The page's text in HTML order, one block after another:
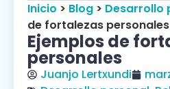
Inicio > Blog > Desarrollo
de fortalezas personales
Ejemplos de
personales
Juanjo Lertxundi